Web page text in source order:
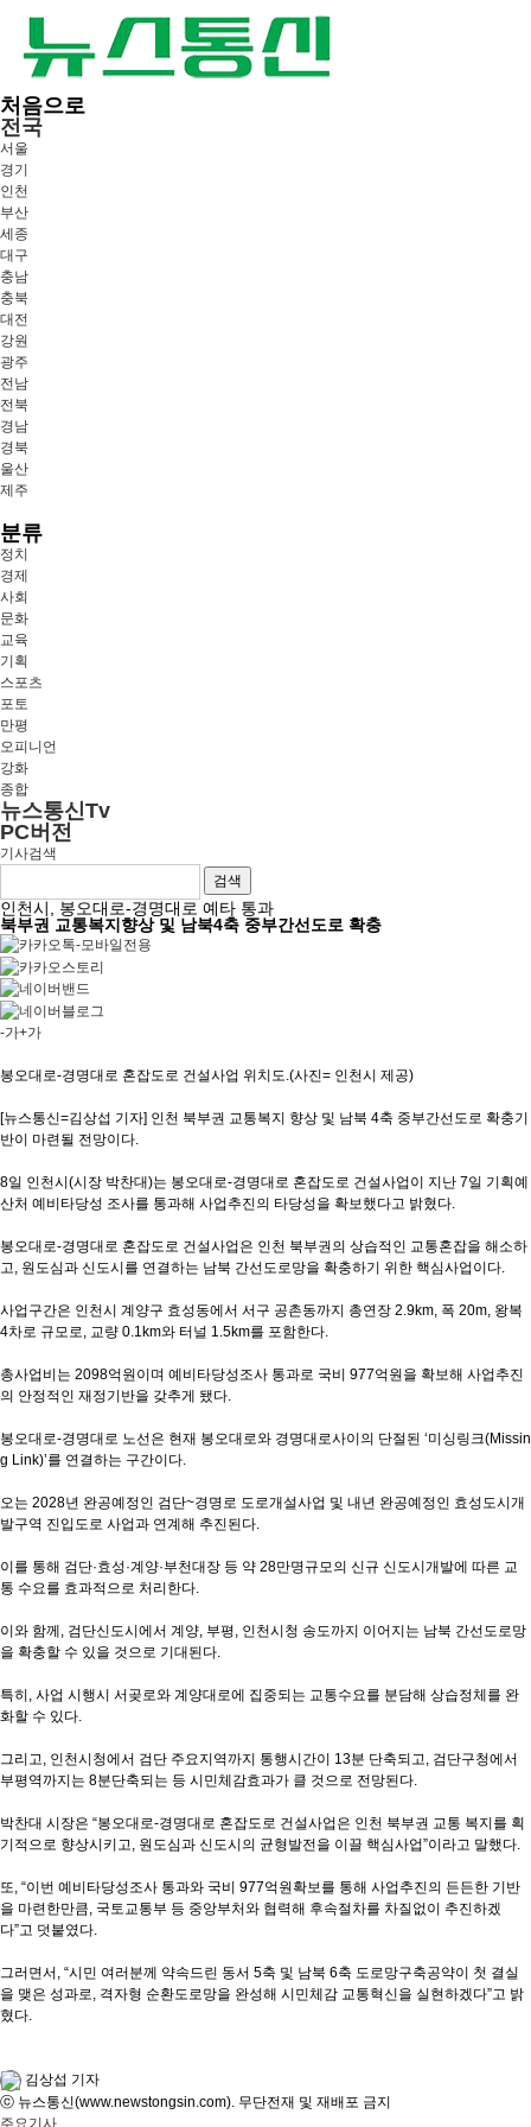
처음으로
전국
서울
경기
인천
부산
세종
대구
충남
충북
대전
강원
광주
전남
전북
경남
경북
울산
제주
분류
정치
경제
사회
문화
교육
기획
스포츠
포토
만평
오피니언
강화
종합
뉴스통신Tv
PC버전
기사검색
검색
인천시, 봉오대로-경명대로 예타 통과
북부권 교통복지향상 및 남북4축 중부간선도로 확충
-가+가
봉오대로-경명대로 혼잡도로 건설사업 위치도.(사진= 인천시 제공)
[뉴스통신=김상섭 기자] 인천 북부권 교통복지 향상 및 남북 4축 중부간선도로 확충기
반이 마련될 전망이다.
8일 인천시(시장 박찬대)는 봉오대로-경명대로 혼잡도로 건설사업이 지난 7일 기획예
산처 예비타당성 조사를 통과해 사업추진의 타당성을 확보했다고 밝혔다.
봉오대로-경명대로 혼잡도로 건설사업은 인천 북부권의 상습적인 교통혼잡을 해소하
고, 원도심과 신도시를 연결하는 남북 간선도로망을 확충하기 위한 핵심사업이다.
사업구간은 인천시 계양구 효성동에서 서구 공촌동까지 총연장 2.9km, 폭 20m, 왕복
4차로 규모로, 교량 0.1km와 터널 1.5km를 포함한다.
총사업비는 2098억원이며 예비타당성조사 통과로 국비 977억원을 확보해 사업추진
의 안정적인 재정기반을 갖추게 됐다.
봉오대로-경명대로 노선은 현재 봉오대로와 경명대로사이의 단절된 ‘미싱링크(Missin
g Link)’를 연결하는 구간이다.
오는 2028년 완공예정인 검단~경명로 도로개설사업 및 내년 완공예정인 효성도시개
발구역 진입도로 사업과 연계해 추진된다.
이를 통해 검단·효성·계양·부천대장 등 약 28만명규모의 신규 신도시개발에 따른 교
통 수요를 효과적으로 처리한다.
이와 함께, 검단신도시에서 계양, 부평, 인천시청 송도까지 이어지는 남북 간선도로망
을 확충할 수 있을 것으로 기대된다.
특히, 사업 시행시 서곶로와 계양대로에 집중되는 교통수요를 분담해 상습정체를 완
화할 수 있다.
그리고, 인천시청에서 검단 주요지역까지 통행시간이 13분 단축되고, 검단구청에서
부평역까지는 8분단축되는 등 시민체감효과가 클 것으로 전망된다.
박찬대 시장은 “봉오대로-경명대로 혼잡도로 건설사업은 인천 북부권 교통 복지를 획
기적으로 향상시키고, 원도심과 신도시의 균형발전을 이끌 핵심사업”이라고 말했다.
또, “이번 예비타당성조사 통과와 국비 977억원확보를 통해 사업추진의 든든한 기반
을 마련한만큼, 국토교통부 등 중앙부처와 협력해 후속절차를 차질없이 추진하겠
다”고 덧붙였다.
그러면서, “시민 여러분께 약속드린 동서 5축 및 남북 6축 도로망구축공약이 첫 결실
을 맺은 성과로, 격자형 순환도로망을 완성해 시민체감 교통혁신을 실현하겠다”고 밝
혔다.
김상섭 기자
ⓒ 뉴스통신(www.newstongsin.com). 무단전재 및 재배포 금지
주요기사